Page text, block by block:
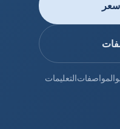
المواصفاتالتعليمات